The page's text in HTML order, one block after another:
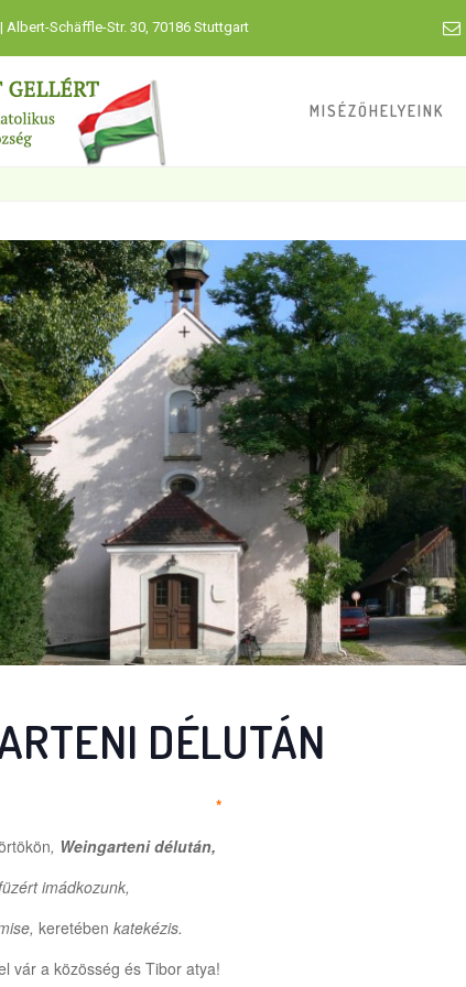
Schäffle-Str. 30, 70186 Stuttgart
MISÉZŐHELYEINK
DÉLUTÁN
*
, Weingarteni délután,
imádkozunk,
keretében katekézis.
vár a közösség és Tibor atya!